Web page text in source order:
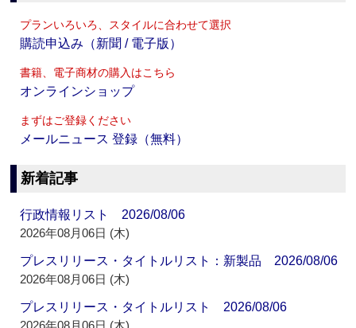
プランいろいろ、スタイルに合わせて選択
購読申込み（新聞 / 電子版）
書籍、電子商材の購入はこちら
オンラインショップ
まずはご登録ください
メールニュース 登録（無料）
新着記事
行政情報リスト 2026/08/06
2026年08月06日 (木)
プレスリリース・タイトルリスト：新製品 2026/08/06
2026年08月06日 (木)
プレスリリース・タイトルリスト 2026/08/06